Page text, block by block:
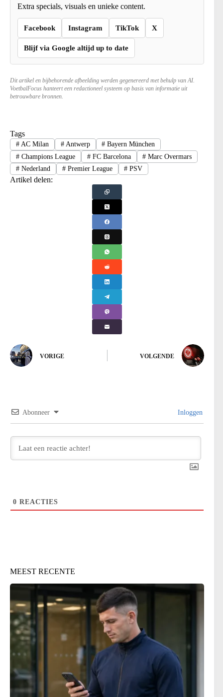
Extra specials, visuals en unieke content.
Facebook Instagram TikTok X
Blijf via Google altijd up to date
Dit artikel en bijbehorende afbeelding werden gegenereerd met behulp van AI.
VoetbalFocus hanteert een redactioneel systeem op basis van informatie uit
betrouwbare bronnen.
Tags
#AC Milan #Antwerp # Bayern München
#Champions League #FC Barcelona # Marc Overmars
#Nederland #Premier League # PSV
Artikel delen:
VORIGE VOLGENDE
Abonneer Inloggen
0 REACTIES
MEEST RECENTE